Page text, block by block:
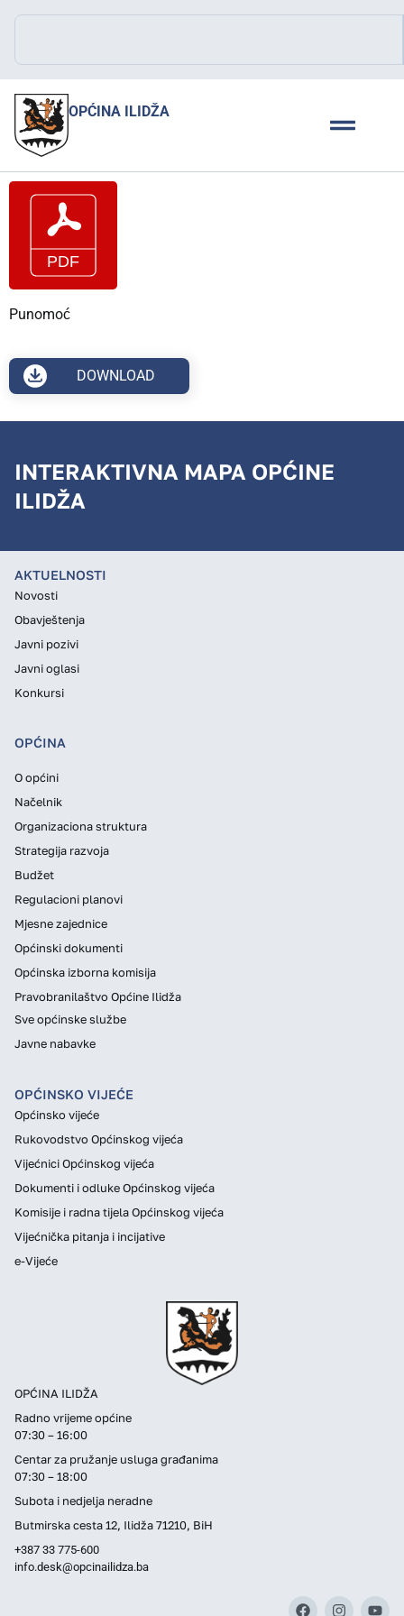
OPĆINA ILIDŽA
Punomoć
DOWNLOAD
INTERAKTIVNA MAPA OPĆINE
ILIDŽA
OPĆINA ILIDŽA
Radno vrijeme općine
07:30 – 16:00
Centar za pružanje usluga građanima
07:30 – 18:00
Subota i nedjelja neradne
Butmirska cesta 12, Ilidža 71210, BiH
+387 33 775-600
info.desk@opcinailidza.ba
AKTUELNOSTI
Novosti
Obavještenja
Javni pozivi
Javni oglasi
Konkursi
OPĆINA
O općini
Načelnik
Organizaciona struktura
Strategija razvoja
Budžet
Regulacioni planovi
Mjesne zajednice
Općinski dokumenti
Općinska izborna komisija
Pravobranilaštvo Općine Ilidža
Sve općinske službe
Javne nabavke
OPĆINSKO VIJEĆE
Općinsko vijeće
Rukovodstvo Općinskog vijeća
Vijećnici Općinskog vijeća
Dokumenti i odluke Općinskog vijeća
Komisije i radna tijela Općinskog vijeća
Vijećnička pitanja i incijative
e-Vijeće